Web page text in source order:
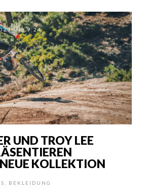
UM 9:24
UND TROY LEE
KOLLEKTION
BEKLEIDUNG